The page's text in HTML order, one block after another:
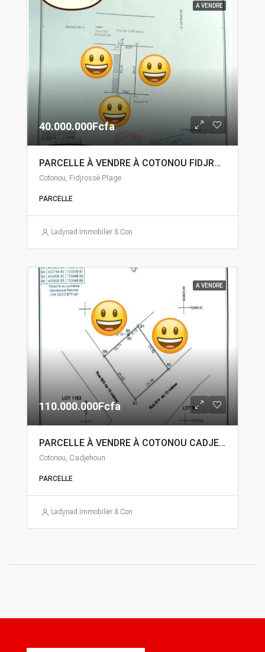
A VENDRE
40.000.000Fcfa
PARCELLE À VENDRE À COTONOU FIDJROSSÈ
Cotonou, Fidjrossè Plage
PARCELLE
Ladynad Immobilier & Construction
A VENDRE
110.000.000Fcfa
PARCELLE À VENDRE À COTONOU CADJEHOUN
Cotonou, Cadjehoun
PARCELLE
Ladynad Immobilier & Construction